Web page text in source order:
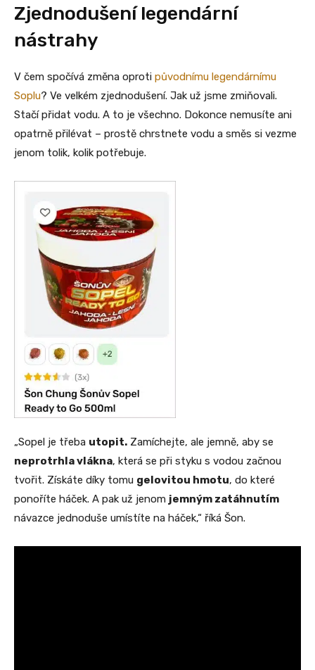
Zjednodušení legendární
nástrahy
V čem spočívá změna oproti původnímu legendárnímu
Soplu? Ve velkém zjednodušení. Jak už jsme zmiňovali.
Stačí přidat vodu. A to je všechno. Dokonce nemusíte ani
opatrně přilévat – prostě chrstnete vodu a směs si vezme
jenom tolik, kolik potřebuje.
„Sopel je třeba utopit. Zamíchejte, ale jemně, aby se
neprotrhla vlákna, která se při styku s vodou začnou
tvořit. Získáte díky tomu gelovitou hmotu, do které
ponoříte háček. A pak už jenom jemným zatáhnutím
návazce jednoduše umístíte na háček,“ říká Šon.